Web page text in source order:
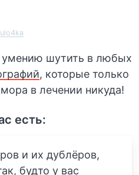
шутить в любых
, которые только
в лечении никуда!
есть:
и их дублёров,
будто у вас